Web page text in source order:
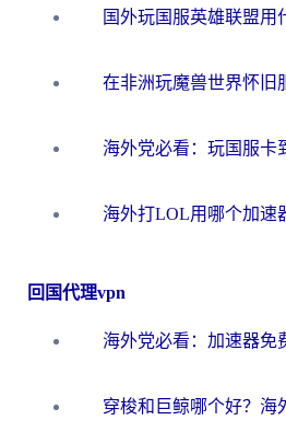
回国代理vpn